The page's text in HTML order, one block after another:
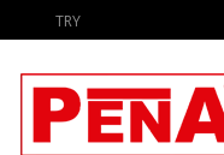
TRY